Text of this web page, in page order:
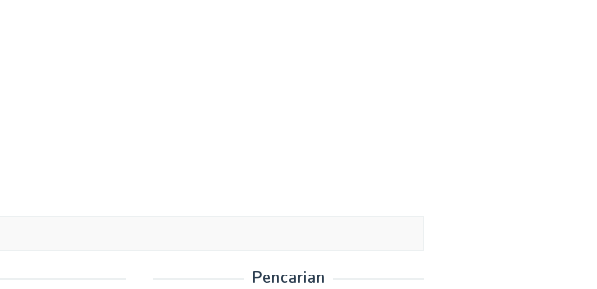
Pencarian